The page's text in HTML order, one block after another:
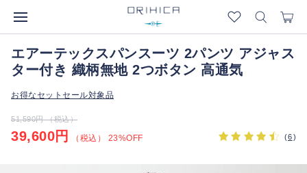
エアーテックスパンスーツ 2パンツ アジャス
ター付き 織柄無地 2つボタン 高通気
お得なセットセール対象品
51,590円 （税込）
39,600円 （税込） 23%OFF (6)